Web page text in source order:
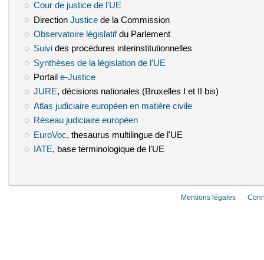
Cour de justice de l'UE
Direction Justice(le lien est externe)
de la Commission
Observatoire législatif(le lien est externe)
du Parlement
Suivi(le lien est externe)
des procédures interinstitutionnelles
Synthèses de la législation de l’UE
Portail e-Justice(le lien est externe)
JURE(le lien est externe)
, décisions nationales (Bruxelles I et II bis)
Atlas judiciaire européen en matière civile(le lien est externe)
Réseau judiciaire européen(le lien est externe)
EuroVoc (le lien est externe)
, thesaurus multilingue de l'UE
IATE (le lien est externe)
, base terminologique de l'UE
Mentions légales